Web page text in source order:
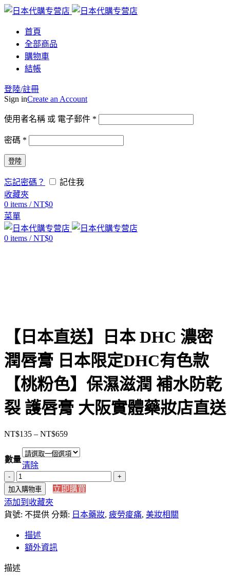
首頁
全部商品
購物車
結帳
登陸/註冊
Sign inCreate an Account
使用者名稱 或 電子郵件 *
密碼 *
登陸
忘記密碼？
記住我
收藏夾
0 items / NT$0
菜單
0 items / NT$0
【日本直送】日本 DHC 濃密
潤唇膏 日本限定DHC有色款
【桃粉色】保濕滋潤 補水防乾
裂 護唇膏 大阪實體藥妝店直送
NT$135 – NT$659價
格
圍：
NT$135
到
數量
清除
【日
本
直
送】
本
DHC
密
加入購物車
立即購買
添加到收藏夾
貨號: 不提供 分類: 日本藥妝, 疲勞痠痛, 美妝相關
描述
額外資訊
描述